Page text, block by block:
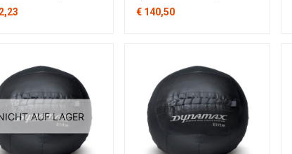
€ 140,50
AUF LAGER